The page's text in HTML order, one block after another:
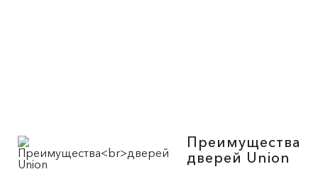
Преимущества
дверей Union